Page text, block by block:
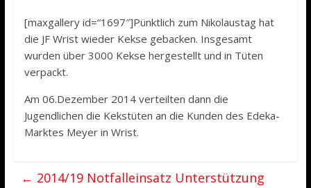
[maxgallery id=“1697″]Pünktlich zum Nikolaustag hat
die JF Wrist wieder Kekse gebacken. Insgesamt
wurden über 3000 Kekse hergestellt und in Tüten
verpackt.
Am 06.Dezember 2014 verteilten dann die
Jugendlichen die Kekstüten an die Kunden des Edeka-
Marktes Meyer in Wrist.
← 2014/19 Notfalleinsatz Unterstützung